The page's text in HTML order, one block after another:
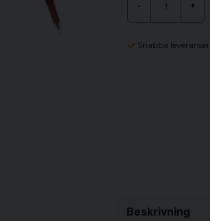
- +
Snabba leveranser
Beskrivning